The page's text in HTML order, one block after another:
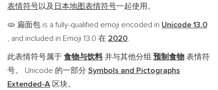
表情符号以及 日本地图表情符号一起使用。
🫓 扁面包 is a fully-qualified emoji encoded in Unicode 13.0
, and included in Emoji 13.0 在 2020.
此表情符号属于 食物与饮料并与其他分组 预制食物 表情符
号。 Unicode 的一部分 Symbols and Pictographs
Extended-A 区块。